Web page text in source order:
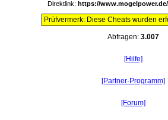
Direktlink: https://
Prüfvermerk: Diese Cheats wurden
Abfragen: 3.007
[Hilfe]
[Partner-Programm]
[Forum]